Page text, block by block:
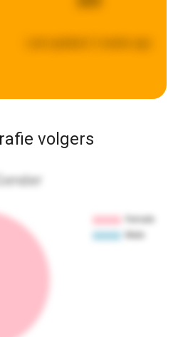
volgers
Gender